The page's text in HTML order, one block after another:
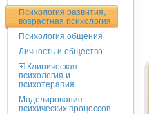
Психология развития,
возрастная психология
Психология общения
Личность и общество
Клиническая
психология и
психотерапия
Моделирование
психических процессов